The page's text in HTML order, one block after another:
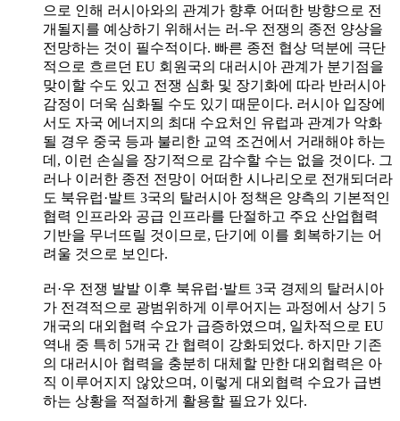
으로 인해 러시아와의 관계가 향후 어떠한 방향으로 전
개될지를 예상하기 위해서는 러-우 전쟁의 종전 양상을
전망하는 것이 필수적이다. 빠른 종전 협상 덕분에 극단
적으로 흐르던 EU 회원국의 대러시아 관계가 분기점을
맞이할 수도 있고 전쟁 심화 및 장기화에 따라 반러시아
감정이 더욱 심화될 수도 있기 때문이다. 러시아 입장에
서도 자국 에너지의 최대 수요처인 유럽과 관계가 악화
될 경우 중국 등과 불리한 교역 조건에서 거래해야 하는
데, 이런 손실을 장기적으로 감수할 수는 없을 것이다. 그
러나 이러한 종전 전망이 어떠한 시나리오로 전개되더라
도 북유럽·발트 3국의 탈러시아 정책은 양측의 기본적인
협력 인프라와 공급 인프라를 단절하고 주요 산업협력
기반을 무너뜨릴 것이므로, 단기에 이를 회복하기는 어
려울 것으로 보인다.
러·우 전쟁 발발 이후 북유럽·발트 3국 경제의 탈러시아
가 전격적으로 광범위하게 이루어지는 과정에서 상기 5
개국의 대외협력 수요가 급증하였으며, 일차적으로 EU
역내 중 특히 5개국 간 협력이 강화되었다. 하지만 기존
의 대러시아 협력을 충분히 대체할 만한 대외협력은 아
직 이루어지지 않았으며, 이렇게 대외협력 수요가 급변
하는 상황을 적절하게 활용할 필요가 있다.